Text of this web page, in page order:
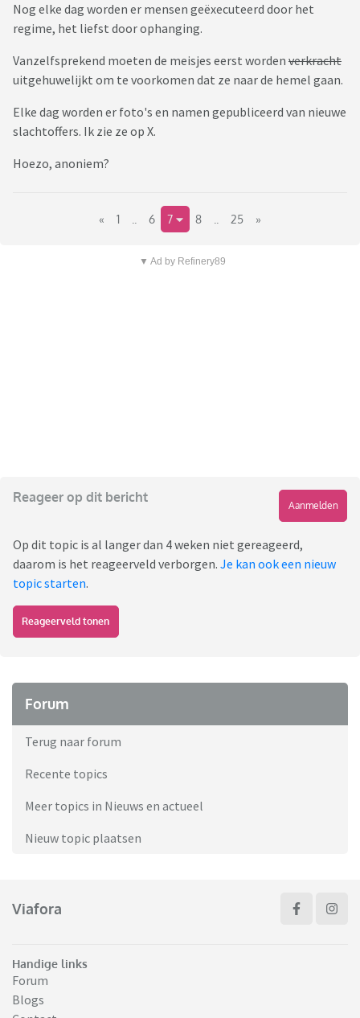
Nog elke dag worden er mensen geëxecuteerd door het
regime, het liefst door ophanging.
Vanzelfsprekend moeten de meisjes eerst worden verkracht
uitgehuwelijkt om te voorkomen dat ze naar de hemel gaan.
Elke dag worden er foto's en namen gepubliceerd van nieuwe
slachtoffers. Ik zie ze op X.
Hoezo, anoniem?
« 1 6 7 8 25 »
▼ Ad by Refinery89
Reageer op dit bericht
Aanmelden
Op dit topic is al langer dan 4 weken niet gereageerd,
daarom is het reageerveld verborgen. Je kan ook een nieuw
topic starten.
Reageerveld tonen
Forum
Terug naar forum
Recente topics
Meer topics in Nieuws en actueel
Nieuw topic plaatsen
Viafora
Handige links
Forum
Blogs